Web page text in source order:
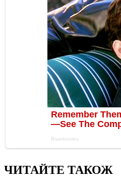
ЧИТАЙТЕ ТАКОЖ